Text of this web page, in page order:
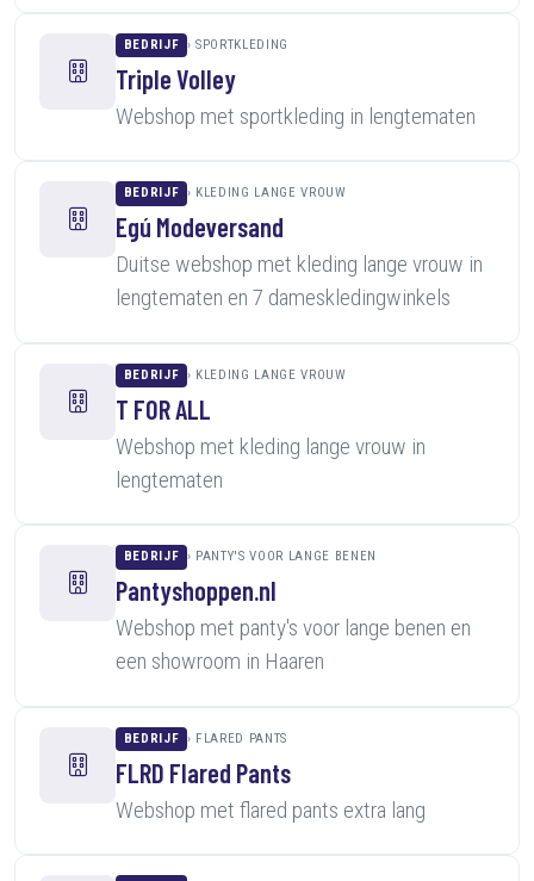
BEDRIJF SPORTKLEDING
Triple Volley
Webshop met sportkleding in lengtematen
BEDRIJF KLEDING LANGE VROUW
Egú Modeversand
Duitse webshop met kleding lange vrouw in
lengtematen en 7 dameskledingwinkels
BEDRIJF KLEDING LANGE VROUW
T FOR ALL
Webshop met kleding lange vrouw in
lengtematen
BEDRIJF PANTY'S VOOR LANGE BENEN
Pantyshoppen.nl
Webshop met panty's voor lange benen en
een showroom in Haaren
BEDRIJF FLARED PANTS
FLRD Flared Pants
Webshop met flared pants extra lang